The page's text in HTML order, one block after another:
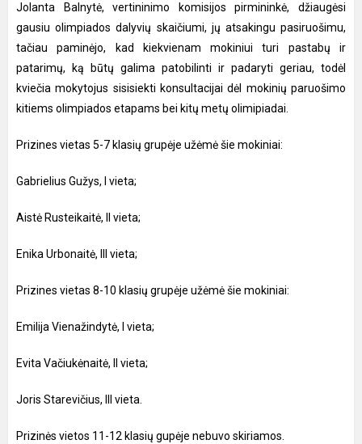
Jolanta Balnytė, vertininimo komisijos pirmininkė, džiaugėsi
gausiu olimpiados dalyvių skaičiumi, jų atsakingu pasiruošimu,
tačiau paminėjo, kad kiekvienam mokiniui turi pastabų ir
patarimų, ką būtų galima patobilinti ir padaryti geriau, todėl
kviečia mokytojus sisisiekti konsultacijai dėl mokinių paruošimo
kitiems olimpiados etapams bei kitų metų olimipiadai.
Prizines vietas 5-7 klasių grupėje užėmė šie mokiniai:
Gabrielius Gužys, I vieta;
Aistė Rusteikaitė, II vieta;
Enika Urbonaitė, III vieta;
Prizines vietas 8-10 klasių grupėje užėmė šie mokiniai:
Emilija Vienažindytė, I vieta;
Evita Vačiukėnaitė, II vieta;
Joris Starevičius, III vieta.
Prizinės vietos 11-12 klasių gupėje nebuvo skiriamos.